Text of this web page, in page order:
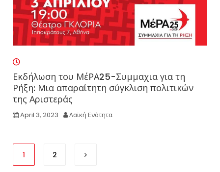
Εκδήλωση του ΜέΡΑ25-Συμμαχια για τη
Ρήξη: Μια απαραίτητη σύγκλιση πολιτικών
της Αριστεράς
April 3, 2023 Λαϊκή Ενότητα
1 2